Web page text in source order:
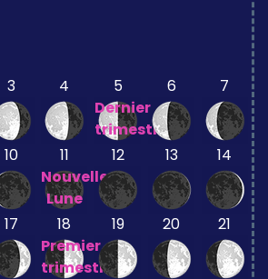
3 4
5
Dernier
trimestre
6 7
10
11
Nouvelle
Lune
12 13 14
17
18
Premier
trimestre
19 20 21